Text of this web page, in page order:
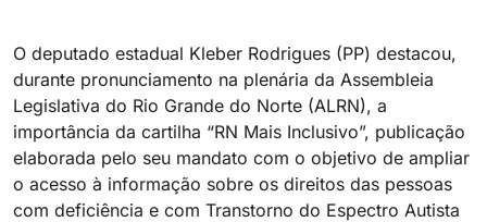
O deputado estadual Kleber Rodrigues (PP) destacou,
durante pronunciamento na plenária da Assembleia
Legislativa do Rio Grande do Norte (ALRN), a
importância da cartilha “RN Mais Inclusivo”, publicação
elaborada pelo seu mandato com o objetivo de ampliar
o acesso à informação sobre os direitos das pessoas
com deficiência e com Transtorno do Espectro Autista